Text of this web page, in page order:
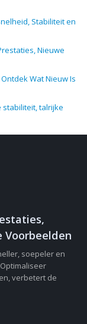
Stabiliteit en
Nieuwe
Wat Nieuw Is
stabiliteit, talrijke
Voorbeelden
soepeler en
verbetert de